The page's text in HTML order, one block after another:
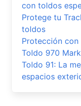
con toldos
Protege tu
toldos
Protección
Toldo 970
Toldo 91: La
espacios